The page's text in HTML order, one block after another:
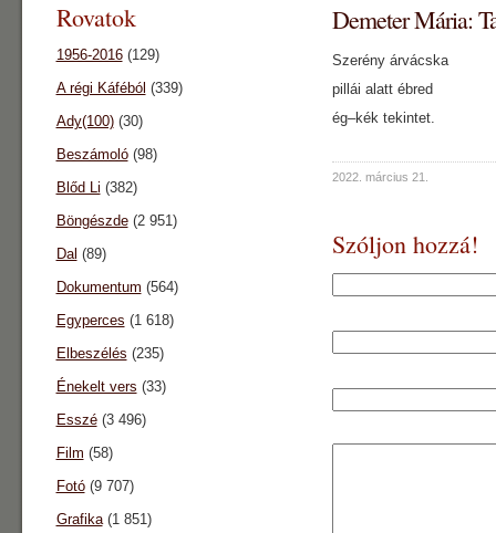
Demeter Mária:
Szerény árvácska
pillái alatt ébred
ég–kék tekintet.
2022. március 21.
Szóljon hozzá!
Rovatok
1956-2016(129)
A régi Káféból (339)
Ady(100)(30)
Beszámoló(98)
Blőd Li (382)
Böngészde(2 951)
Dal (89)
Dokumentum (564)
Egyperces (1 618)
Elbeszélés (235)
Énekelt vers (33)
Esszé(3 496)
Film (58)
Fotó(9 707)
Grafika(1 851)